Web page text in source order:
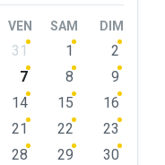
VEN SAM DIM
31 1
2
7 8
9
14 15
16
21 22
23
28 29
30